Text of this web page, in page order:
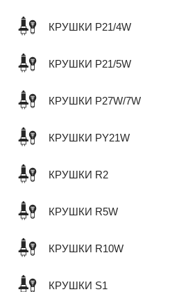
КРУШКИ P21/4W
КРУШКИ P21/5W
КРУШКИ P27W/7W
КРУШКИ PY21W
КРУШКИ R2
КРУШКИ R5W
КРУШКИ R10W
КРУШКИ S1